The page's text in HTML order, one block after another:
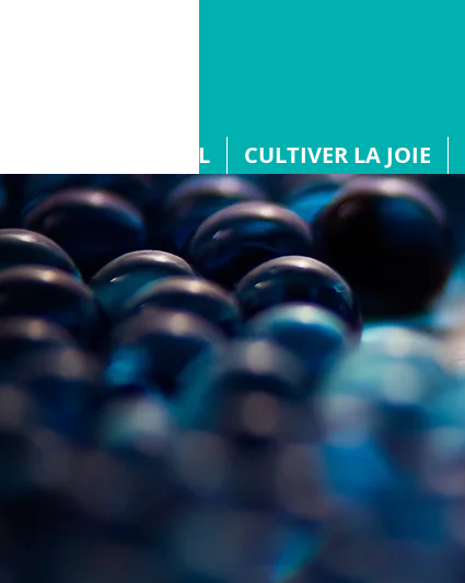
ACCUEIL CULTIVER LA JOIE